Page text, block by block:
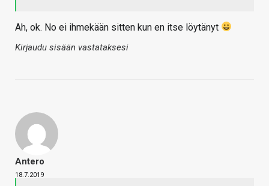
Ah, ok. No ei ihmekään sitten kun en itse löytänyt
Kirjaudu sisään vastataksesi
Antero
18.7.2019